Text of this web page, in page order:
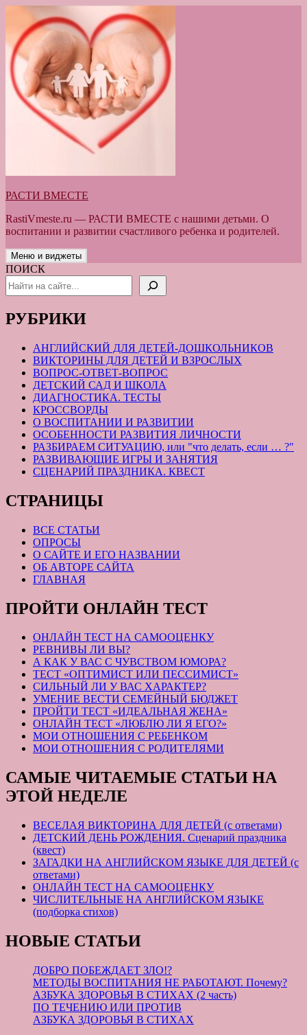
Перейти
содержимому
РАСТИ ВМЕСТЕ
RastiVmeste.ru — РАСТИ ВМЕСТЕ с нашими детьми. О
воспитании и развитии счастливого ребенка и родителей.
Меню и виджеты
ПОИСК
РУБРИКИ
АНГЛИЙСКИЙ ДЛЯ ДЕТЕЙ-ДОШКОЛЬНИКОВ
ВИКТОРИНЫ ДЛЯ ДЕТЕЙ И ВЗРОСЛЫХ
ВОПРОС-ОТВЕТ-ВОПРОС
ДЕТСКИЙ САД И ШКОЛА
ДИАГНОСТИКА. ТЕСТЫ
КРОССВОРДЫ
О ВОСПИТАНИИ И РАЗВИТИИ
ОСОБЕННОСТИ РАЗВИТИЯ ЛИЧНОСТИ
РАЗБИРАЕМ СИТУАЦИЮ, или "что делать, если … ?"
РАЗВИВАЮЩИЕ ИГРЫ И ЗАНЯТИЯ
СЦЕНАРИЙ ПРАЗДНИКА. КВЕСТ
СТРАНИЦЫ
ВСЕ СТАТЬИ
ОПРОСЫ
О САЙТЕ И ЕГО НАЗВАНИИ
ОБ АВТОРЕ САЙТА
ГЛАВНАЯ
ПРОЙТИ ОНЛАЙН ТЕСТ
ОНЛАЙН ТЕСТ НА САМООЦЕНКУ
РЕВНИВЫ ЛИ ВЫ?
А КАК У ВАС С ЧУВСТВОМ ЮМОРА?
ТЕСТ «ОПТИМИСТ ИЛИ ПЕССИМИСТ»
СИЛЬНЫЙ ЛИ У ВАС ХАРАКТЕР?
УМЕНИЕ ВЕСТИ СЕМЕЙНЫЙ БЮДЖЕТ
ПРОЙТИ ТЕСТ «ИДЕАЛЬНАЯ ЖЕНА»
ОНЛАЙН ТЕСТ «ЛЮБЛЮ ЛИ Я ЕГО?»
МОИ ОТНОШЕНИЯ С РЕБЕНКОМ
МОИ ОТНОШЕНИЯ С РОДИТЕЛЯМИ
САМЫЕ ЧИТАЕМЫЕ СТАТЬИ НА
ЭТОЙ НЕДЕЛЕ
ВЕСЕЛАЯ ВИКТОРИНА ДЛЯ ДЕТЕЙ (с ответами)
ДЕТСКИЙ ДЕНЬ РОЖДЕНИЯ. Сценарий праздника
(квест)
ЗАГАДКИ НА АНГЛИЙСКОМ ЯЗЫКЕ ДЛЯ ДЕТЕЙ (с
ответами)
ОНЛАЙН ТЕСТ НА САМООЦЕНКУ
ЧИСЛИТЕЛЬНЫЕ НА АНГЛИЙСКОМ ЯЗЫКЕ
(подборка стихов)
НОВЫЕ СТАТЬИ
ДОБРО ПОБЕЖДАЕТ ЗЛО!?
МЕТОДЫ ВОСПИТАНИЯ НЕ РАБОТАЮТ. Почему?
АЗБУКА ЗДОРОВЬЯ В СТИХАХ (2 часть)
ПО ТЕЧЕНИЮ ИЛИ ПРОТИВ
АЗБУКА ЗДОРОВЬЯ В СТИХАХ